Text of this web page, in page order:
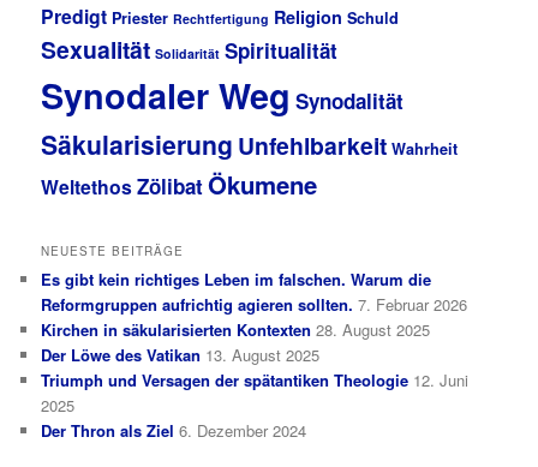
Predigt Priester Rechtfertigung Religion Schuld
Sexualität Solidarität Spiritualität
Synodaler Weg Synodalität
Säkularisierung Unfehlbarkeit Wahrheit
WeltethosZölibatÖkumene
NEUESTE BEITRÄGE
Es gibt kein richtiges Leben im falschen. Warum die
Reformgruppen aufrichtig agieren sollten. 7. Februar 2026
Kirchen in säkularisierten Kontexten 28. August 2025
Der Löwe des Vatikan 13. August 2025
Triumph und Versagen der spätantiken Theologie 12. Juni
2025
Der Thron als Ziel 6. Dezember 2024